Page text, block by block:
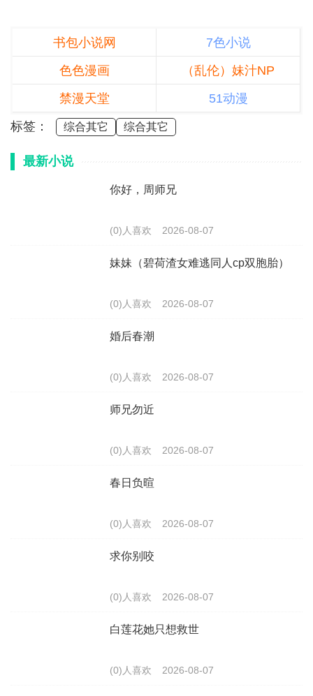
书包小说网
7色小说
色色漫画
（乱伦）妹汁NP
禁漫天堂
51动漫
标签：
综合其它 综合其它
最新小说
你好，周师兄
(0)人喜欢 2026-08-07
妹妹（碧荷渣女难逃同人cp双胞胎）
(0)人喜欢 2026-08-07
婚后春潮
(0)人喜欢 2026-08-07
师兄勿近
(0)人喜欢 2026-08-07
春日负暄
(0)人喜欢 2026-08-07
求你别咬
(0)人喜欢 2026-08-07
白莲花她只想救世
(0)人喜欢 2026-08-07